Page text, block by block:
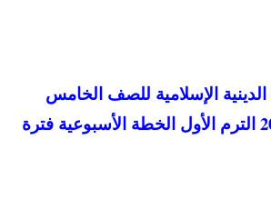
الدينية الإسلامية للصف الخامس
الابتدائي 2024-2025 الترم الأول الخطة الأسبوعية فترة